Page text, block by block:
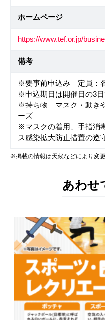
ホームページ
https://www.tef.or.jp/
備考
※要事前申込み 定員：各
※申込期日は開催日の3
※持ち物 マスク・動き
ーズ
※マスクの着用、手指消
ス感染拡大防止措置の遵
※掲載の情報は天候などにより変
あわせ